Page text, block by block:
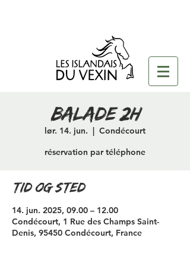
Balade 2H
lør. 14. jun.
  |
Condécourt
réservation par téléphone
Tid og sted
14. jun. 2025, 09.00 – 12.00
Condécourt, 1 Rue des Champs Saint-
Denis, 95450 Condécourt, France